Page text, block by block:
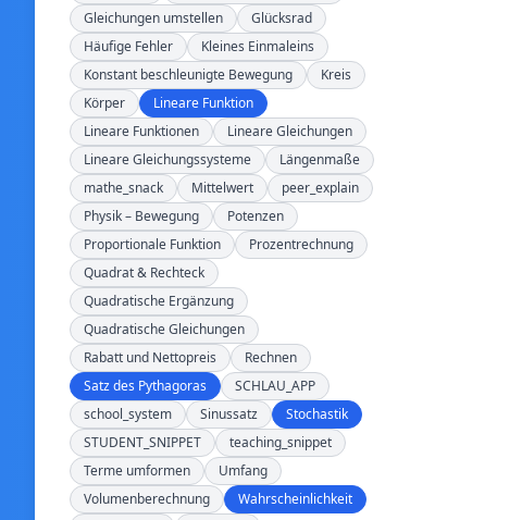
Gleichungen umstellen
Glücksrad
Häufige Fehler
Kleines Einmaleins
Konstant beschleunigte Bewegung
Kreis
Körper
Lineare Funktion
Lineare Funktionen
Lineare Gleichungen
Lineare Gleichungssysteme
Längenmaße
mathe_snack
Mittelwert
peer_explain
Physik – Bewegung
Potenzen
Proportionale Funktion
Prozentrechnung
Quadrat & Rechteck
Quadratische Ergänzung
Quadratische Gleichungen
Rabatt und Nettopreis
Rechnen
Satz des Pythagoras
SCHLAU_APP
school_system
Sinussatz
Stochastik
STUDENT_SNIPPET
teaching_snippet
Terme umformen
Umfang
Volumenberechnung
Wahrscheinlichkeit